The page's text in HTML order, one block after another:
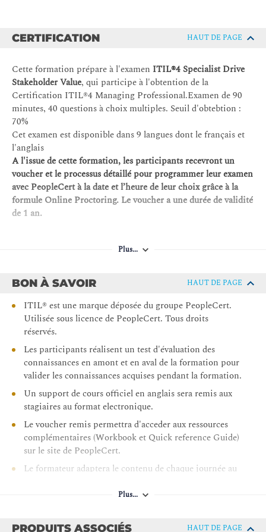
relations
Exercice : 5 Fournisseurs de services sont présentés. Etablir
les types de relation possibles
Jour 2
Comment façonner la demande et définir des offres de service
?
Comprendre les méthodes de conception de services
numériques
Comprendre les approches pour vendre et obtenir les
offres de services
Comprendre les différents types de relations
fournisseurs et partenaires et leur gestion
Savoir comment développer la relation client et
l'analyse des besoins du client
Savoir comment collecter, spécifier et hiérarchiser les
attentes d'un large éventail de parties prenantes
Savoir comment la pratique de l'analyse commerciale
pour contribuer à la gestion des exigences et à la
conception des services
Exercice : Une organisation mondiale est en pleine
transformation numérique. Elle éprouve des difficultés à
capter la demande de nouveaux services. Quelles sont les
causes potentielles de cette situation et quels remèdes
Comment aligner les attentes et convenir des détails des
CERTIFICATION HAUT DE PAGE
Cette formation prépare à l'examen ITIL®4 Specialist Drive
Stakeholder Value, qui participe à l'obtention de la
Certification ITIL®4 Managing Professional.Examen de 90
minutes, 40 questions à choix multiples. Seuil d'obtebtion :
70%
Cet examen est disponible dans 9 langues dont le français et
l'anglais
A l'issue de cette formation, les participants recevront un
voucher et le processus détaillé pour programmer leur examen
avec PeopleCert à la date et l’heure de leur choix grâce à la
formule Online Proctoring. Le voucher a une durée de validité
de 1 an.
Plus...
BON À SAVOIR HAUT DE PAGE
ITIL® est une marque déposée du groupe PeopleCert.
Utilisée sous licence de PeopleCert. Tous droits
réservés.
Les participants réalisent un test d'évaluation des
connaissances en amont et en aval de la formation pour
valider les connaissances acquises pendant la formation.
Un support de cours officiel en anglais sera remis aux
stagiaires au format electronique.
Le voucher remis permettra d'acceder aux ressources
complémentaires (Workbook et Quick reference Guide)
sur le site de PeopleCert.
Le formateur adaptera le contenu de chaque journée au
Pour profiter pleinement du support électronique dès le 1er
d'une tablette, qu’ils pourront connecter en WiFi dans nos
Plus...
PRODUITS ASSOCIÉS HAUT DE PAGE